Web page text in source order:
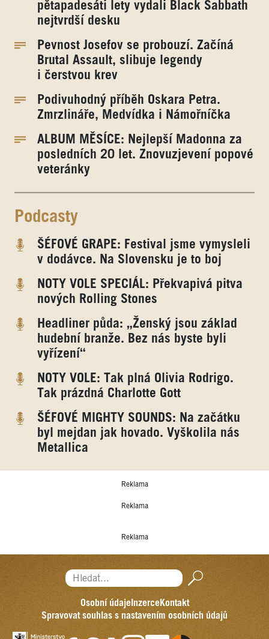
pětapadesáti lety vydali Black Sabbath
nejtvrdší desku
Pevnost Josefov se probouzí. Začíná
Brutal Assault, slibuje legendy
i čerstvou krev
Podivuhodný příběh Oskara Petra.
Zmrzlináře, Medvídka i Námořníčka
ALBUM MĚSÍCE: Nejlepší Madonna za
posledních 20 let. Znovuzjevení popové
veteránky
Podcasty
ŠÉFOVÉ GRAPE: Festival jsme vymysleli
v dodávce. Na Slovensku je to boj
NOTY VOLE SPECIÁL: Překvapivá pitva
nových Rolling Stones
Headliner půda: „Ženský jsou základ
hudební branže. Bez nás byste byli
vyřízení“
NOTY VOLE: Tak plná Olivia Rodrigo.
Tak prázdná Charlotte Gott
ŠÉFOVÉ MIGHTY SOUNDS: Na začátku
byl mejdan jak hovado. Vyškolila nás
Metallica
Reklama
Reklama
Reklama
Hledat...
Osobní údajeInzerceKontakt
Spravovat souhlas s nastavením osobních údajů